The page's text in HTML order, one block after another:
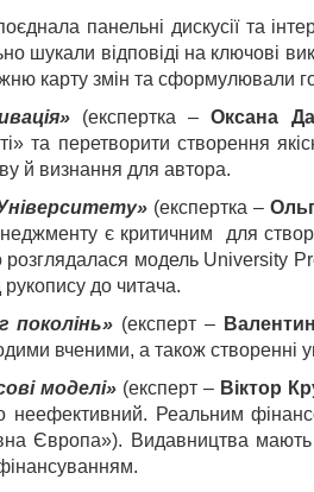
панельні дискусії та
шукали відповіді на ключові
карту змін та сформулювали
(експертка –Оксана
та перетворити створення
й визнання для автора.
(експертка –
є критичним
для
модель University
рукопису до читача.
поколінь» (експерт –
вченими, а також створенні
моделі» (експерт – Віктор
неефективний. Реальним
Європа»). Видавництва мають